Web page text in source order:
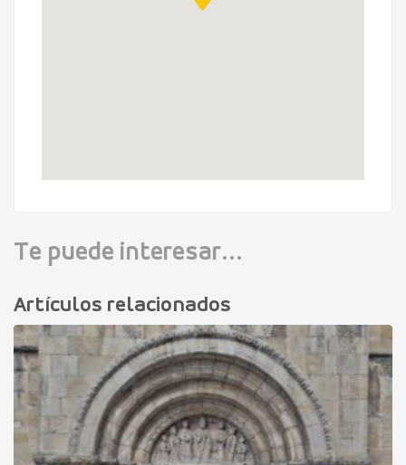
Te puede interesar...
Artículos relacionados